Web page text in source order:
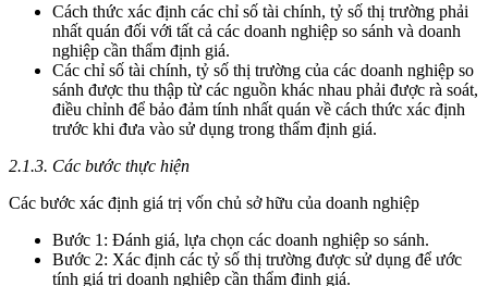
Cách thức xác định các chỉ số tài chính, tỷ số thị trường phải
nhất quán đối với tất cả các doanh nghiệp so sánh và doanh
nghiệp cần thẩm định giá.
Các chỉ số tài chính, tỷ số thị trường của các doanh nghiệp so
sánh được thu thập từ các nguồn khác nhau phải được rà soát,
điều chỉnh để bảo đảm tính nhất quán về cách thức xác định
trước khi đưa vào sử dụng trong thẩm định giá.
2.1.3. Các bước thực hiện
Các bước xác định giá trị vốn chủ sở hữu của doanh nghiệp
Bước 1: Đánh giá, lựa chọn các doanh nghiệp so sánh.
Bước 2: Xác định các tỷ số thị trường được sử dụng để ước
tính giá trị doanh nghiệp cần thẩm định giá.